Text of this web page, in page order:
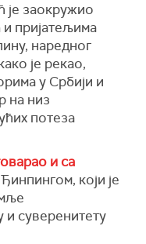
је заокружио
и пријатељима
наредног
је рекао,
у Србији и
на низ
потеза
и са
који је
и суверенитету